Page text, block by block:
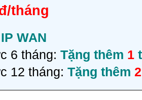
tháng
IP WAN
6 tháng: Tặng thêm 1
12 tháng: Tặng thêm 2